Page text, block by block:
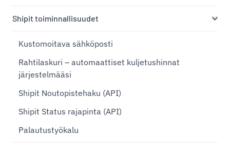
Shipit toiminnallisuudet
Kustomoitava sähköposti
Rahtilaskuri – automaattiset kuljetushinnat
järjestelmääsi
Shipit Noutopistehaku (API)
Shipit Status rajapinta (API)
Palautustyökalu